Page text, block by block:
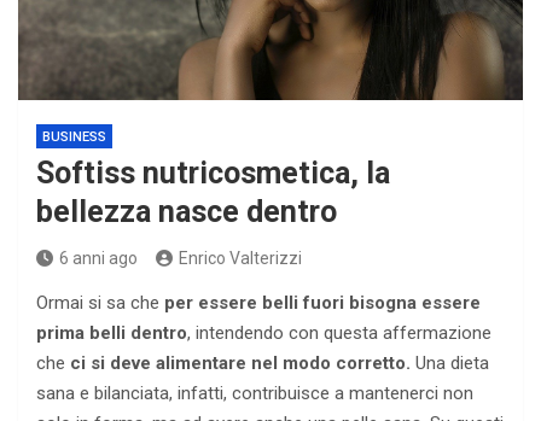
BUSINESS
Softiss nutricosmetica, la
bellezza nasce dentro
6 anni ago Enrico Valterizzi
Ormai si sa che per essere belli fuori bisogna essere
prima belli dentro, intendendo con questa affermazione
che ci si deve alimentare nel modo corretto. Una dieta
sana e bilanciata, infatti, contribuisce a mantenerci non